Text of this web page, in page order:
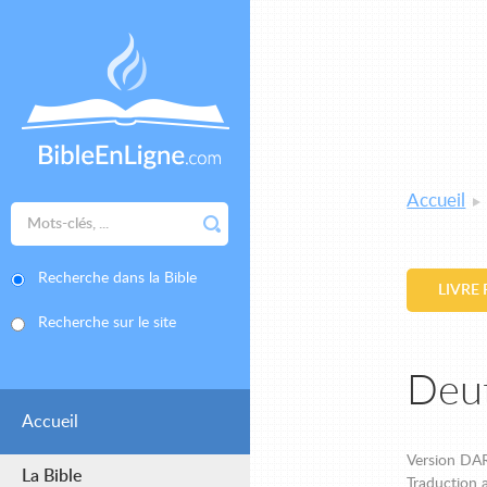
Recherche dans la Bible
Recherche sur le site
Accueil
La Bible
Accueil
LIVRE
Version
Traduction